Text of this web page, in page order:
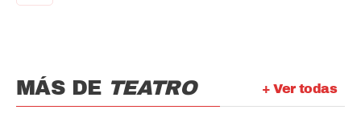
+ Ver todas
MÁS DE TEATRO